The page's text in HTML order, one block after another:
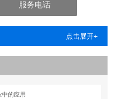
服务电话
点击展开+
的应用